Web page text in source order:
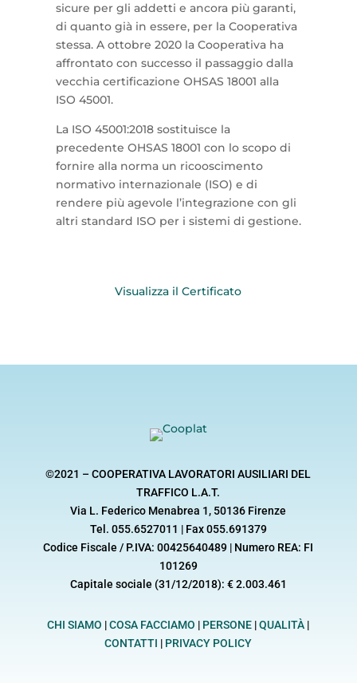
sicure per gli addetti e ancora più garanti,
di quanto già in essere, per la Cooperativa
stessa. A ottobre 2020 la Cooperativa ha
affrontato con successo il passaggio dalla
vecchia certificazione OHSAS 18001 alla
ISO 45001.
La ISO 45001:2018 sostituisce la
precedente OHSAS 18001 con lo scopo di
fornire alla norma un ricooscimento
normativo internazionale (ISO) e di
rendere più agevole l’integrazione con gli
altri standard ISO per i sistemi di gestione.
Visualizza il Certificato
©2021 – COOPERATIVA LAVORATORI AUSILIARI DEL
TRAFFICO L.A.T.
Via L. Federico Menabrea 1, 50136 Firenze
Tel. 055.6527011 | Fax 055.691379
Codice Fiscale / P.IVA: 00425640489 | Numero REA: FI
101269
Capitale sociale (31/12/2018): € 2.003.461
CHI SIAMO |COSA FACCIAMO | PERSONE |QUALITÀ |
CONTATTI | PRIVACY POLICY